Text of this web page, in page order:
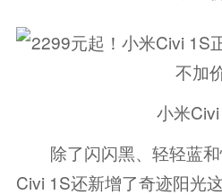
小米
除了闪闪黑、轻轻蓝和
Civi 1S还新增了奇迹阳光